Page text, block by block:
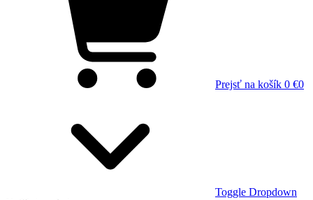
Prejsť na košík 0 €0
Toggle Dropdown